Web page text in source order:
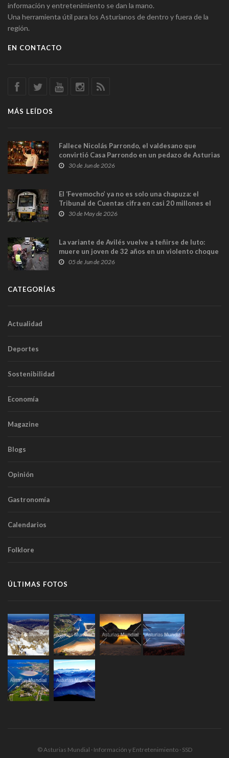
información y entretenimiento se dan la mano.
Una herramienta útil para los Asturianos de dentro y fuera de la
región.
EN CONTACTO
MÁS LEÍDOS
Fallece Nicolás Parrondo, el valdesano que
convirtió Casa Parrondo en un pedazo de Asturias
en Madrid
30 de Jun de 2026
El ‘Fevemocho’ ya no es solo una chapuza: el
Tribunal de Cuentas cifra en casi 20 millones el
sobrecoste de los trenes que no cabían por los
30 de May de 2026
La variante de Avilés vuelve a teñirse de luto:
muere un joven de 32 años en un violento choque
frontal
05 de Jun de 2026
CATEGORÍAS
Actualidad
Deportes
Sostenibilidad
Economía
Magazine
Blogs
Opinión
Gastronomía
Calendarios
Folklore
ÚLTIMAS FOTOS
© Asturias Mundial · Información y Entretenimiento · SSD